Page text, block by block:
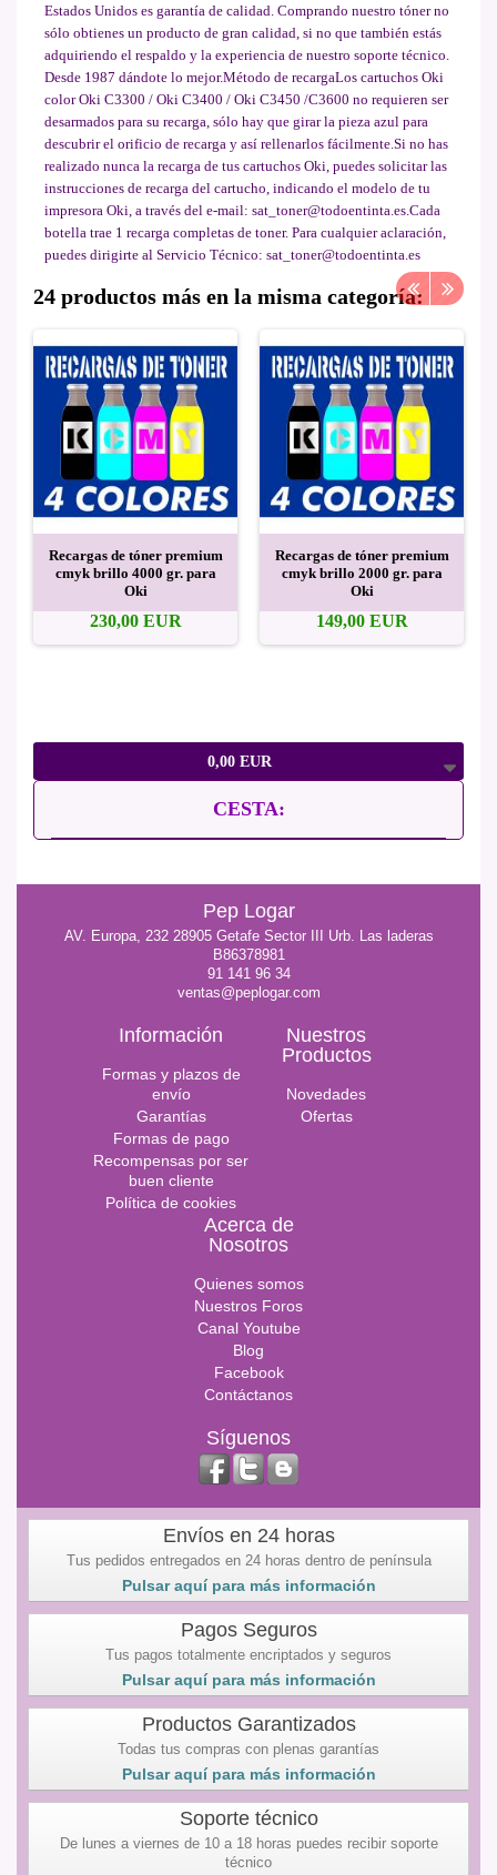
0,00 EUR
CESTA:
Estados Unidos es garantía de calidad. Comprando nuestro tóner no
sólo obtienes un producto de gran calidad, si no que también estás
adquiriendo el respaldo y la experiencia de nuestro soporte técnico.
Desde 1987 dándote lo mejor.Método de recargaLos cartuchos Oki
color Oki C3300 / Oki C3400 / Oki C3450 /C3600 no requieren ser
desarmados para su recarga, sólo hay que girar la pieza azul para
descubrir el orificio de recarga y así rellenarlos fácilmente.Si no has
realizado nunca la recarga de tus cartuchos Oki, puedes solicitar las
instrucciones de recarga del cartucho, indicando el modelo de tu
impresora Oki, a través del e-mail: sat_toner@todoentinta.es.Cada
botella trae 1 recarga completas de toner. Para cualquier aclaración,
puedes dirigirte al Servicio Técnico: sat_toner@todoentinta.es
24 productos más en la misma categoría:
Recargas de tóner premium
cmyk brillo 4000 gr. para
Oki
230,00 EUR
Recargas de tóner premium
cmyk brillo 2000 gr. para
Oki
149,00 EUR
Pep Logar
AV. Europa, 232 28905 Getafe Sector III Urb. Las laderas
B86378981
91 141 96 34
ventas@peplogar.com
Información
Formas y plazos de
envío
Garantías
Formas de pago
Recompensas por ser
buen cliente
Política de cookies
Nuestros
Productos
Novedades
Ofertas
Acerca de
Nosotros
Quienes somos
Nuestros Foros
Canal Youtube
Blog
Facebook
Contáctanos
Síguenos
Envíos en 24 horas
Tus pedidos entregados en 24 horas dentro de península
Pulsar aquí para más información
Pagos Seguros
Tus pagos totalmente encriptados y seguros
Pulsar aquí para más información
Productos Garantizados
Todas tus compras con plenas garantías
Pulsar aquí para más información
Soporte técnico
De lunes a viernes de 10 a 18 horas puedes recibir soporte
técnico